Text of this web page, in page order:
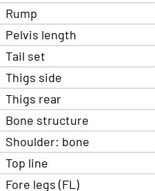
Rump
Pelvis length
Tail set
Thigs side
Thigs rear
Bone structure
Shoulder: bone
Top line
Fore legs (FL)